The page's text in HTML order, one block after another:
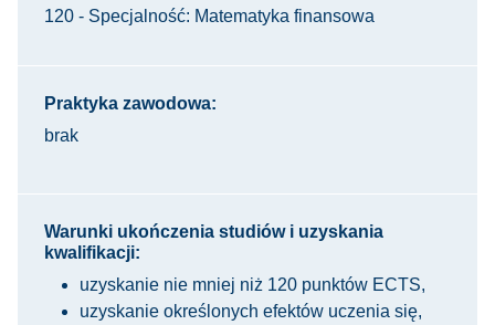
120 - Specjalność: Matematyka finansowa
Praktyka zawodowa:
brak
Warunki ukończenia studiów i uzyskania
kwalifikacji:
uzyskanie nie mniej niż 120 punktów ECTS,
uzyskanie określonych efektów uczenia się,